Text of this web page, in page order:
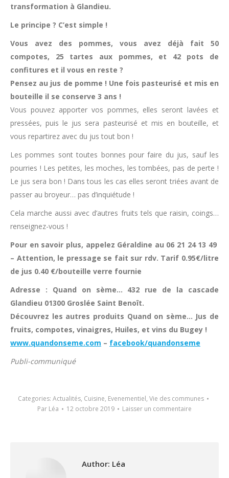
transformation à Glandieu.
Le principe ? C’est simple !
Vous avez des pommes, vous avez déjà fait 50
compotes, 25 tartes aux pommes, et 42 pots de
confitures et il vous en reste ?
Pensez au jus de pomme ! Une fois pasteurisé et mis en
bouteille il se conserve 3 ans !
Vous pouvez apporter vos pommes, elles seront lavées et
pressées, puis le jus sera pasteurisé et mis en bouteille, et
vous repartirez avec du jus tout bon !
Les pommes sont toutes bonnes pour faire du jus, sauf les
pourries ! Les petites, les moches, les tombées, pas de perte !
Le jus sera bon ! Dans tous les cas elles seront triées avant de
passer au broyeur… pas d’inquiétude !
Cela marche aussi avec d’autres fruits tels que raisin, coings…
renseignez-vous !
Pour en savoir plus, appelez Géraldine au 06 21 24 13 49
– Attention, le pressage se fait sur rdv. Tarif 0.95€/litre
de jus 0.40 €/bouteille verre fournie
Adresse : Quand on sème… 432 rue de la cascade
Glandieu 01300 Groslée Saint Benoît.
Découvrez les autres produits Quand on sème… Jus de
fruits, compotes, vinaigres, Huiles, et vins du Bugey !
www.quandonseme.com – facebook/quandonseme
Publi-communiqué
Categories: Actualités, Cuisine, Evenementiel, Vie des communes
Par Léa 12 octobre 2019 Laisser un commentaire
Author: Léa